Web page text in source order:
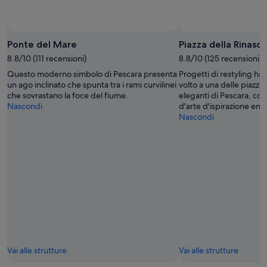
Ponte del Mare
8.8/10 (111 recensioni)
Questo moderno simbolo di Pescara presenta
un ago inclinato che spunta tra i rami curvilinei
che sovrastano la foce del fiume.
Nascondi
Vai alle strutture
Piazza della
8.8/10 (125 recensioni)
Progetti di restyling
volto a una delle
eleganti di Pescara,
d'arte d'ispirazione
Nascondi
Vai alle strutture